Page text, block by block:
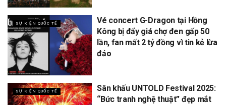
SỰ KIỆN QUỐC TẾ
Vé concert G-Dragon tại Hồng
Kông bị đẩy giá chợ đen gấp 50
lần, fan mất 2 tỷ đồng vì tin kẻ lừa
đảo
SỰ KIỆN QUỐC TẾ
Sân khấu UNTOLD Festival 2025:
“Bức tranh nghệ thuật” đẹp mắt